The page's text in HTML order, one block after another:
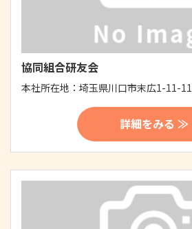
協同組合研友会
本社所在地： 埼玉県川口市末広1-11-11
詳細をみる ≫